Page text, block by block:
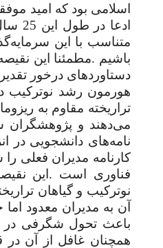
اسلامی بود که امید
متناسب با این
باشیم .مطمئنا این
دستاوردهای درخور
هورمون رشد نوترکیب
تراریخته مقاوم به
می‌دهند و پژوهشگران
نامه‌های دانشجویی در
کارنامه مدیران فعلی
فناوری است . این
نوترکیب و گیاهان
آن به مدیران معدود
باعث تحول شگرفی در
همچنان غافل از آن